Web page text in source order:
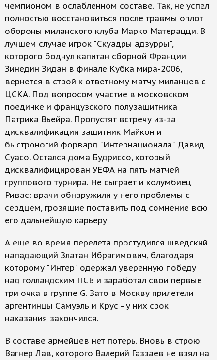
чемпионом в ослабленном составе. Так, не успел
полностью восстановиться после травмы оплот
обороны миланского клуба Марко Матерацци. В
лучшем случае игрок "Скуадры адзурры",
которого боднул капитан сборной Франции
Зинедин Зидан в финале Кубка мира-2006,
вернется в строй к ответному матчу миланцев с
ЦСКА. Под вопросом участие в московском
поединке и французского полузащитника
Патрика Вьейра. Пропустят встречу из-за
дисквалификации защитник Майкон и
быстроногий форвард "Интернационала" Давид
Суасо. Остался дома Будриссо, который
дисквалифицирован УЕФА на пять матчей
группового турнира. Не сыграет и колумбиец
Ривас: врачи обнаружили у него проблемы с
сердцем, грозящие поставить под сомнение всю
его дальнейшую карьеру.
А еще во время перелета простудился шведский
нападающий Златан Ибрагимович, благодаря
которому "Интер" одержал уверенную победу
над голландским ПСВ и заработал свои первые
три очка в группе G. Зато в Москву прилетели
аргентинцы Самуэль и Крус - у них срок
наказания закончился.
В составе армейцев нет потерь. Вновь в строю
Вагнер Лав, которого Валерий Газзаев не взял на